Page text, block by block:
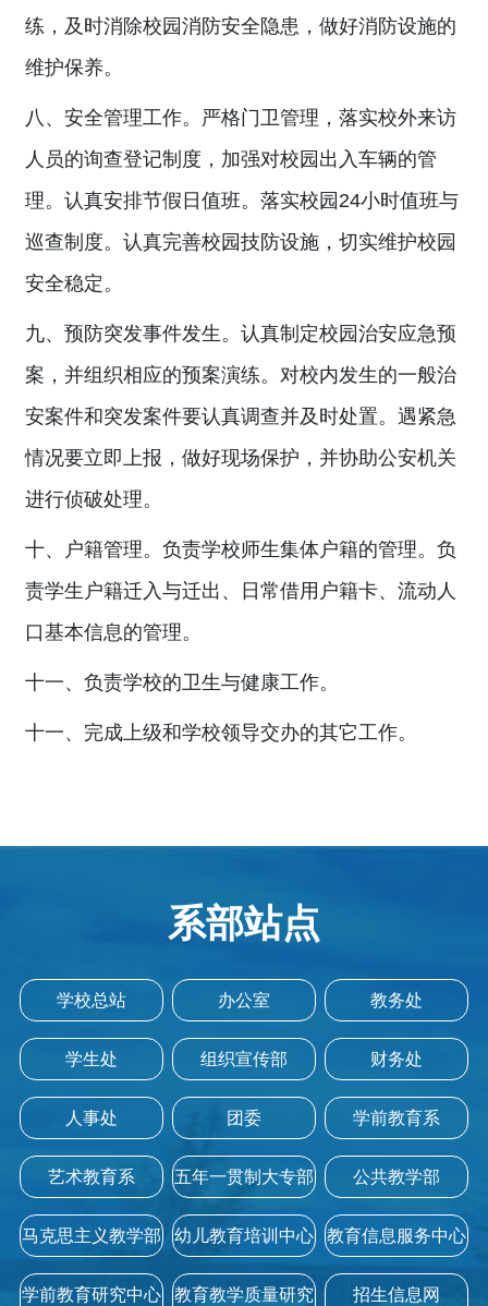
练，及时消除校园消防安全隐患，做好消防设施的
维护保养。
八、安全管理工作。严格门卫管理，落实校外来访
人员的询查登记制度，加强对校园出入车辆的管
理。认真安排节假日值班。落实校园24小时值班与
巡查制度。认真完善校园技防设施，切实维护校园
安全稳定。
九、预防突发事件发生。认真制定校园治安应急预
案，并组织相应的预案演练。对校内发生的一般治
安案件和突发案件要认真调查并及时处置。遇紧急
情况要立即上报，做好现场保护，并协助公安机关
进行侦破处理。
十、户籍管理。负责学校师生集体户籍的管理。负
责学生户籍迁入与迁出、日常借用户籍卡、流动人
口基本信息的管理。
十一、负责学校的卫生与健康工作。
十一、完成上级和学校领导交办的其它工作。
系部站点
学校总站 办公室 教务处
学生处 组织宣传部 财务处
人事处 团委 学前教育系
艺术教育系 五年一贯制大专部 公共教学部
马克思主义教学部 幼儿教育培训中心 教育信息服务中心
学前教育研究中心 教育教学质量研究 招生信息网